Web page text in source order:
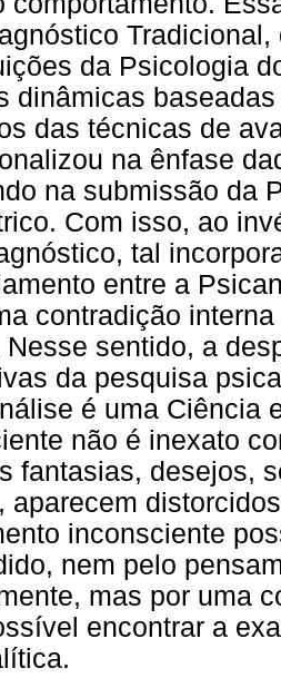
da Psicologia
dinâmicas
das técnicas de
na ênfase
na submissão da
Com isso, ao
tal
entre a
contradição
Nesse sentido, a
da pesquisa
é uma Ciência
não é inexato
fantasias, desejos,
aparecem
inconsciente
nem pelo
mas por uma
encontrar a